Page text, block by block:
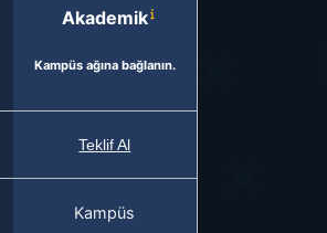
Akademik
Kampüs ağına bağlanın.
Teklif Al
Kampüs